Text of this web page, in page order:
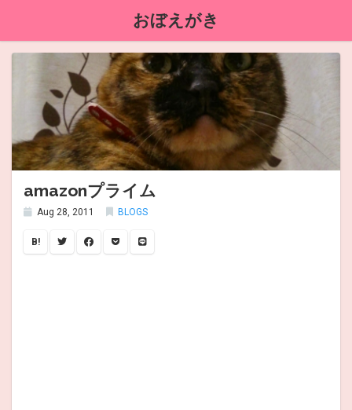
おぼえがき
amazonプライム
Aug 28, 2011 BLOGS
B!